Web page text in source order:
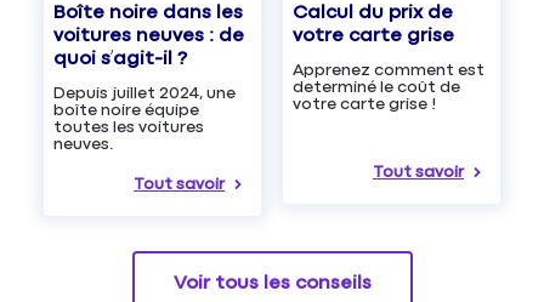
Boîte noire dans les
voitures neuves : de
quoi s’agit-il ?
Depuis juillet 2024, une
boîte noire équipe
toutes les voitures
neuves.
Tout savoir
Calcul du prix de
votre carte grise
Apprenez comment est
determiné le coût de
votre carte grise !
Tout savoir
Voir tous les conseils